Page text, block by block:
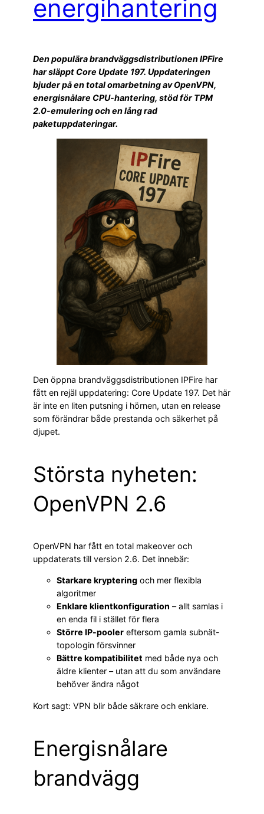
energihantering
Den populära brandväggsdistributionen IPFire
har släppt Core Update 197. Uppdateringen
bjuder på en total omarbetning av OpenVPN,
energisnålare CPU-hantering, stöd för TPM
2.0-emulering och en lång rad
paketuppdateringar.
Den öppna brandväggsdistributionen IPFire har
fått en rejäl uppdatering: Core Update 197. Det här
är inte en liten putsning i hörnen, utan en release
som förändrar både prestanda och säkerhet på
djupet.
Största nyheten:
OpenVPN 2.6
OpenVPN har fått en total makeover och
uppdaterats till version 2.6. Det innebär:
Starkare kryptering och mer flexibla
algoritmer
Enklare klientkonfiguration – allt samlas i
en enda fil i stället för flera
Större IP-pooler eftersom gamla subnät-
topologin försvinner
Bättre kompatibilitet med både nya och
äldre klienter – utan att du som användare
behöver ändra något
Kort sagt: VPN blir både säkrare och enklare.
Energisnålare
brandvägg